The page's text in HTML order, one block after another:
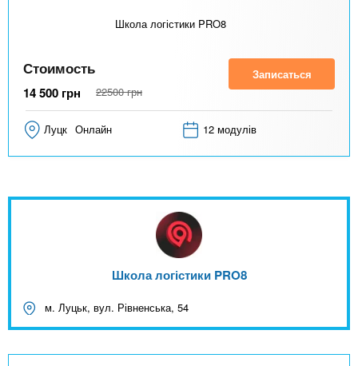
Школа логістики PRO8
Стоимость
14 500 грн 22500 грн
Записаться
Луцк Онлайн 12 модулів
Школа логістики PRO8
м. Луцьк, вул. Рівненська, 54